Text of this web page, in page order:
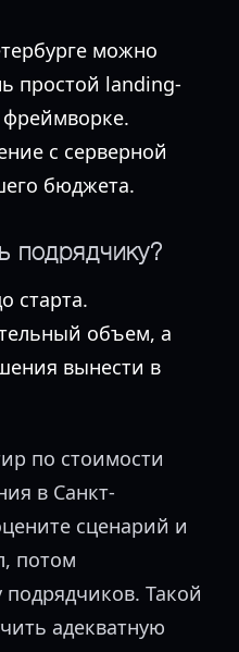
можно
простой landing-
с серверной
бюджета.
подрядчику?
старта.
объем, а
вынести в
по стоимости
в Санкт-
сценарий и
потом
Такой
адекватную